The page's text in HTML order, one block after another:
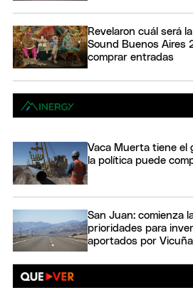
Revelaron cuál será
Sound Buenos Aires
comprar entradas
Vaca Muerta tiene el
la política puede
San Juan: comienza
prioridades para
aportados por Vicuña